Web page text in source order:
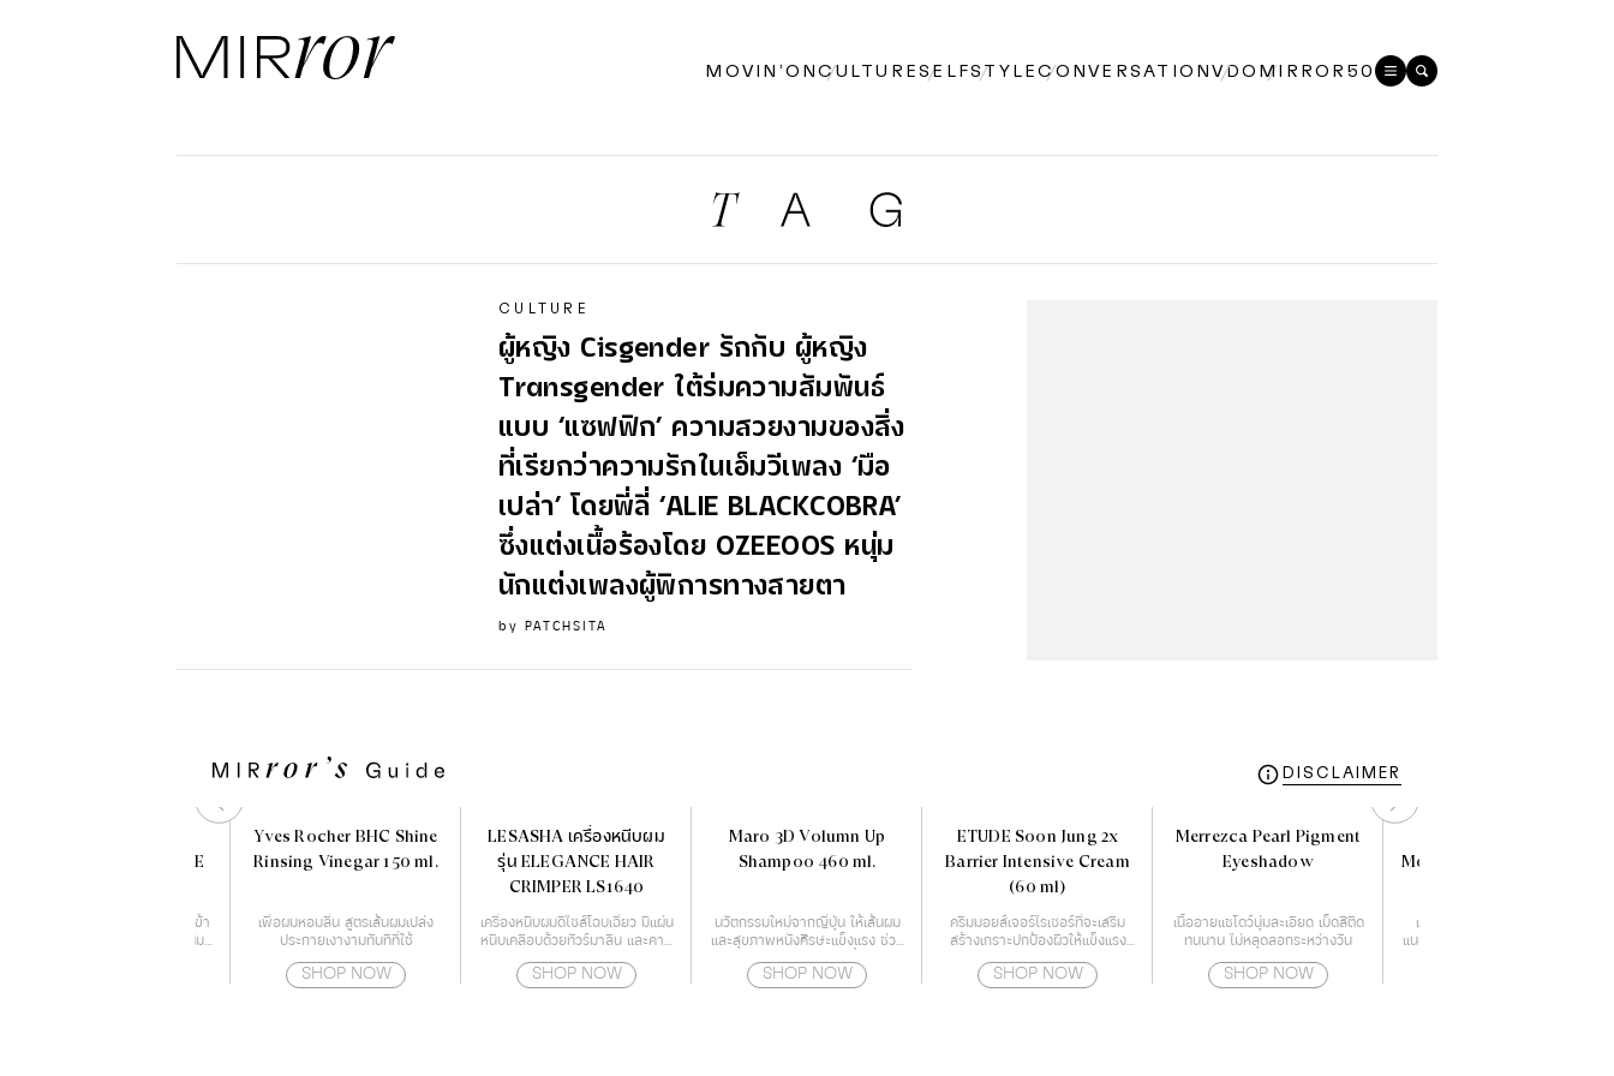
MOVIN’ONCULTURE SELFSTYLE VDO
CONVERSATION MIRROR50
CULTURE
ผู้หญิง Cisgender รักกับ ผู้หญิง
Transgender ใต้ร่มความสัมพันธ์
แบบ ‘แซฟฟิก’ ความสวยงามของสิ่ง
ที่เรียกว่าความรักในเอ็มวีเพลง ‘มือ
เปล่า’ โดยพี่ลี่ ‘ALIE BLACKCOBRA’
ซึ่งแต่งเนื้อร้องโดย OZEEOOS หนุ่ม
นักแต่งเพลงผู้พิการทางสายตา
by PATCHSITA
DISCLAIMER
INTENSIVE MOISTURE
โลชั่นเนื้อน้ำนม บางเบาซึมซาบเข้า
สู่ผิวฟื้นฟูผิวแห้งเสีย ให้เนียนนุ่ม
Yves Rocher BHC Shine
Rinsing Vinegar 150 ml.
เพื่อผมหอมลื่น สูตรเส้นผมเปล่ง
ประกายเงางามทันทีที่ใช้
SHOP NOW
LESASHA เครื่องหนีบผม
รุ่น ELEGANCE HAIR
CRIMPER LS1640
เครื่องหนีบผมดีไซส์โฉบเฉี่ยว มีแผ่น
หนีบเคลือบด้วยทัวร์มาลีน และคามี
ความร้อนไม่ให้ผมแห้งจนเกินไป
SHOP NOW
Maro 3D Volumn Up
Shampoo 460 ml.
นวัตกรรมใหม่จากญี่ปุ่น ให้เส้นผม
และสุขภาพหนังศีรษะแข็งแรง ช่วย
หนังศีรษะ สาเหตุของปัญหาผม
SHOP NOW
ETUDE Soon Jung 2x
Barrier Intensive Cream
(60 ml)
ครีมมอยส์เจอร์ไรเซอร์ที่จะเสริม
สร้างเกราะปกป้องผิวให้แข็งแรง
SHOP NOW
Merrezca Pearl Pigment
Eyeshadow
เนื้ออายแชโดว์นุ่มละเอียด เม็ดสีติด
ทนนาน ไม่หลุดลอกระหว่างวัน
SHOP NOW
Moisturizing Body Wash
เป็นครีมอาบน้ำที่แพทย์ผิวหนัง
แนะนำ พิสูจน์แล้วว่าลดอาการแห้ง